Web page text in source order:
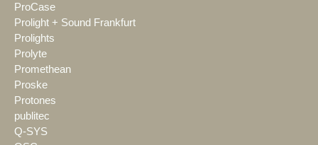
ProCase
Prolight + Sound Frankfurt
Prolights
Prolyte
Promethean
Proske
Protones
publitec
Q-SYS